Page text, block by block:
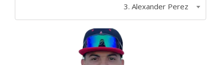
3. Alexander Perez